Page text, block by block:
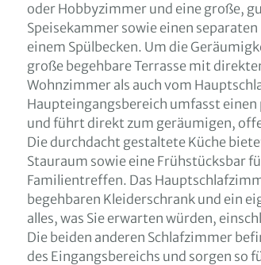
oder Hobbyzimmer und eine große,
Speisekammer sowie einen
einem Spülbecken. Um die
große begehbare Terrasse mit
Wohnzimmer als auch vom
Haupteingangsbereich umfasst
und führt direkt zum geräumigen,
Die durchdacht gestaltete Küche
Stauraum sowie eine Frühstücksbar
Familientreffen. Das
begehbaren Kleiderschrank und ein
alles, was Sie erwarten würden,
Die beiden anderen Schlafzimmer
des Eingangsbereichs und sorgen so